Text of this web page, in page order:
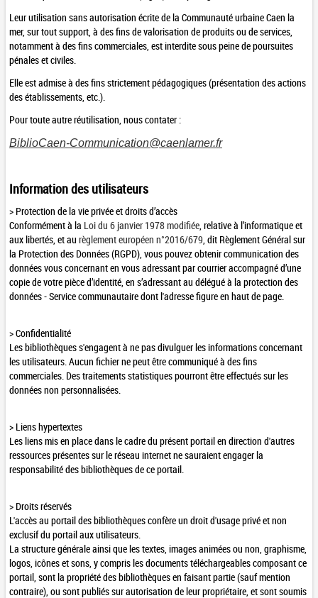
Leur utilisation sans autorisation écrite de la Communauté urbaine Caen la
mer, sur tout support, à des fins de valorisation de produits ou de services,
notamment à des fins commerciales, est interdite sous peine de poursuites
pénales et civiles.
Elle est admise à des fins strictement pédagogiques (présentation des actions
des établissements, etc.).
Pour toute autre réutilisation, nous contater :
BiblioCaen-Communication@caenlamer.fr
Information des utilisateurs
> Protection de la vie privée et droits d’accès
Conformément à la Loi du 6 janvier 1978 modifiée, relative à l’informatique et
aux libertés, et au règlement européen n°2016/679, dit Règlement Général sur
la Protection des Données (RGPD), vous pouvez obtenir communication des
données vous concernant en vous adressant par courrier accompagné d’une
copie de votre pièce d’identité, en s’adressant au délégué à la protection des
données- Service communautaire dont l'adresse figure en haut de page.
> Confidentialité
Les bibliothèques s'engagent à ne pas divulguer les informations concernant
les utilisateurs. Aucun fichier ne peut être communiqué à des fins
commerciales. Des traitements statistiques pourront être effectués sur les
données non personnalisées.
> Liens hypertextes
Les liens mis en place dans le cadre du présent portail en direction d'autres
ressources présentes sur le réseau internet ne sauraient engager la
responsabilité des bibliothèques de ce portail.
> Droits réservés
L'accès au portail des bibliothèques confère un droit d'usage privé et non
exclusif du portail aux utilisateurs.
La structure générale ainsi que les textes, images animées ou non, graphisme,
logos, icônes et sons, y compris les documents téléchargeables composant ce
portail, sont la propriété des bibliothèques en faisant partie (sauf mention
contraire), ou sont publiés sur autorisation de leur propriétaire, et sont soumis